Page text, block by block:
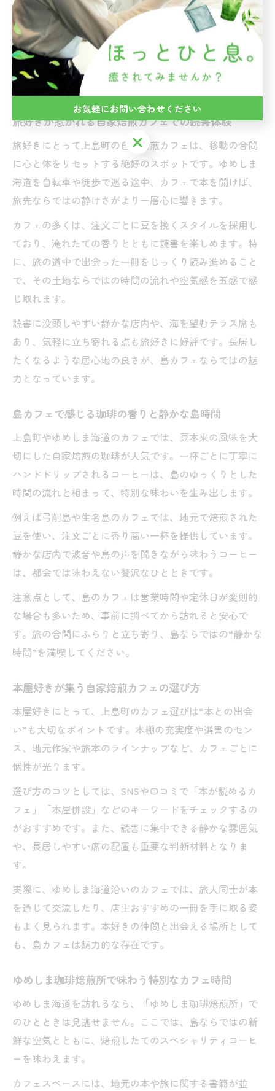
ほどけるような時間を過ごせる点が大きな魅力です。
また、カフェによっては本棚に旅や島に関する書籍が並
び、読書を通じてその土地の文化や歴史にも触れられま
す。こうした空間は、旅の思い出をより深く刻むきっか
けとなるでしょう。
旅好きが惹かれる自家焙煎カフェでの読書体験
旅好きにとって上島町の自家焙煎カフェは、移動の合間
に心と体をリセットする絶好のスポットです。ゆめしま
海道を自転車や徒歩で巡る途中、カフェで本を開けば、
旅先ならではの静けさがより一層心に響きます。
カフェの多くは、注文ごとに豆を挽くスタイルを採用し
ており、淹れたての香りとともに読書を楽しめます。特
に、旅の道中で出会った一冊をじっくり読み進めること
で、その土地ならではの時間の流れや空気感を五感で感
じ取れます。
読書に没頭しやすい静かな店内や、海を望むテラス席も
あり、気軽に立ち寄れる点も旅好きに好評です。長居し
たくなるような居心地の良さが、島カフェならではの魅
力となっています。
島カフェで感じる珈琲の香りと静かな島時間
上島町やゆめしま海道のカフェでは、豆本来の風味を大
切にした自家焙煎の珈琲が人気です。一杯ごとに丁寧に
ハンドドリップされるコーヒーは、島のゆっくりとした
時間の流れと相まって、特別な味わいを生み出します。
例えば弓削島や生名島のカフェでは、地元で焙煎された
豆を使い、注文ごとに香り高い一杯を提供しています。
静かな店内で波音や鳥の声を聞きながら味わうコーヒー
は、都会では味わえない贅沢なひとときです。
注意点として、島のカフェは営業時間や定休日が変則的
な場合も多いため、事前に調べてから訪れると安心で
す。旅の合間にふらりと立ち寄り、島ならではの“静かな
時間”を満喫してください。
本屋好きが集う自家焙煎カフェの選び方
本屋好きにとって、上島町のカフェ選びは“本との出会
い”も大切なポイントです。本棚の充実度や選書のセン
ス、地元作家や旅本のラインナップなど、カフェごとに
個性が光ります。
選び方のコツとしては、SNSや口コミで「本が読めるカ
フェ」「本屋併設」などのキーワードをチェックするの
がおすすめです。また、読書に集中できる静かな雰囲気
や、長居しやすい席の配置も重要な判断材料となりま
す。
実際に、ゆめしま海道沿いのカフェでは、旅人同士が本
を通じて交流したり、店主おすすめの一冊を手に取る姿
もよく見られます。本好きの仲間と出会える場所として
も、島カフェは魅力的な存在です。
ゆめしま珈琲焙煎所で味わう特別なカフェ時間
ゆめしま海道を訪れるなら、「ゆめしま珈琲焙煎所」で
のひとときは見逃せません。ここでは、島ならではの新
鮮な空気とともに、焙煎したてのスペシャリティコーヒ
ーを味わえます。
カフェスペースには、地元の本や旅に関する書籍が並
お気軽にお問い合わせください
お気軽にお問い合わせください